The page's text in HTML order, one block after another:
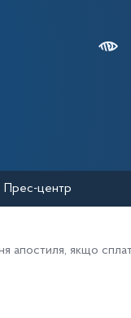
Прес-центр
апостиля, якщо